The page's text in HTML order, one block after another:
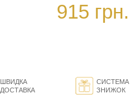
915 грн.
ШВИДКА
ДОСТАВКА
СИСТЕМА
ЗНИЖОК